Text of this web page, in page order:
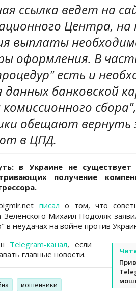
ссылка ведет на
Центра,
выплаты
оформления. В
есть и
данных банковской
обещают вернуть
в ЦПД.
в Украине не
получение
писал о том, что
Михаил Подоляк
в неудачах на войне против
Telegram-канал, если
главные новости.
мошенники